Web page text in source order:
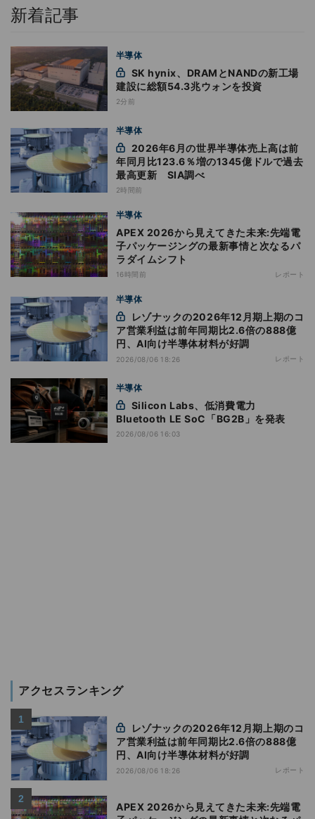
新着記事
半導体
建設に総額54.3兆ウォンを投資
2分前
半導体
年同月比123.6％増の1345億ドルで過去
最高更新 SIA調べ
2時間前
半導体
APEX 2026から見えてきた未来:先端電
子パッケージングの最新事情と次なるパ
ラダイムシフト
16時間前 レポート
半導体
ア営業利益は前年同期比2.6倍の888億
円、AI向け半導体材料が好調
2026/08/06 18:26 レポート
半導体
Bluetooth LE SoC「BG2B」を発表
2026/08/06 16:03
アクセスランキング
ア営業利益は前年同期比2.6倍の888億
円、AI向け半導体材料が好調
2026/08/06 18:26 レポート
APEX 2026から見えてきた未来:先端電